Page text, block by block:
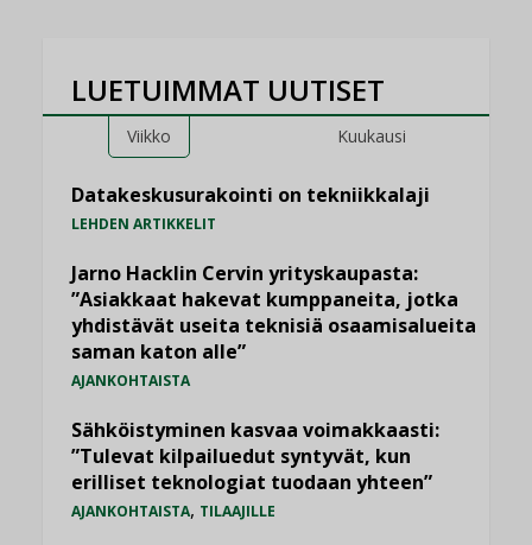
LUETUIMMAT UUTISET
Viikko Kuukausi
Datakeskusurakointi on tekniikkalaji
LEHDEN ARTIKKELIT
Jarno Hacklin Cervin yrityskaupasta:
”Asiakkaat hakevat kumppaneita, jotka
yhdistävät useita teknisiä osaamisalueita
saman katon alle”
AJANKOHTAISTA
Sähköistyminen kasvaa voimakkaasti:
”Tulevat kilpailuedut syntyvät, kun
erilliset teknologiat tuodaan yhteen”
AJANKOHTAISTA, TILAAJILLE